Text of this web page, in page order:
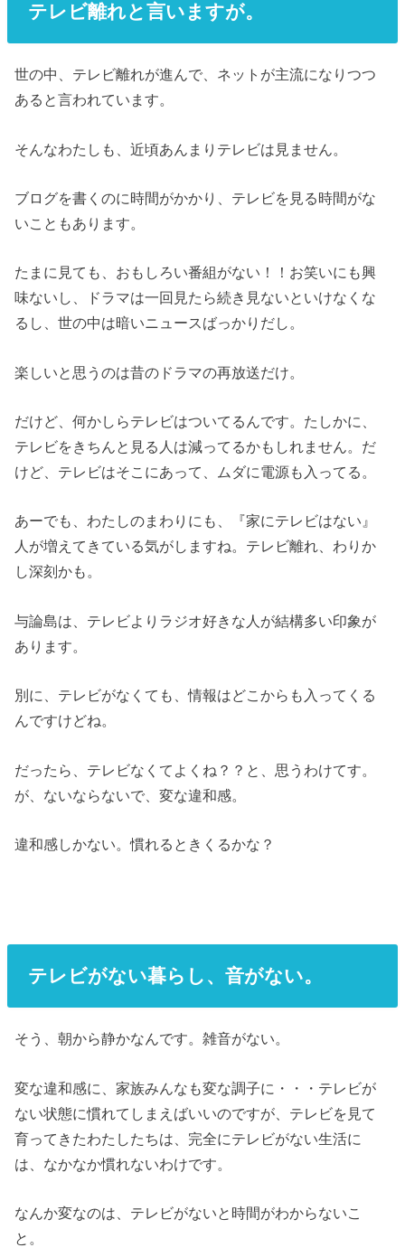
テレビ離れと言いますが。
世の中、テレビ離れが進んで、ネットが主流になりつつ
あると言われています。
そんなわたしも、近頃あんまりテレビは見ません。
ブログを書くのに時間がかかり、テレビを見る時間がな
いこともあります。
たまに見ても、おもしろい番組がない！！お笑いにも興
味ないし、ドラマは一回見たら続き見ないといけなくな
るし、世の中は暗いニュースばっかりだし。
楽しいと思うのは昔のドラマの再放送だけ。
だけど、何かしらテレビはついてるんです。たしかに、
テレビをきちんと見る人は減ってるかもしれません。だ
けど、テレビはそこにあって、ムダに電源も入ってる。
あーでも、わたしのまわりにも、『家にテレビはない』
人が増えてきている気がしますね。テレビ離れ、わりか
し深刻かも。
与論島は、テレビよりラジオ好きな人が結構多い印象が
あります。
別に、テレビがなくても、情報はどこからも入ってくる
んですけどね。
だったら、テレビなくてよくね？？と、思うわけてす。
が、ないならないで、変な違和感。
違和感しかない。慣れるときくるかな？
テレビがない暮らし、音がない。
そう、朝から静かなんです。雑音がない。
変な違和感に、家族みんなも変な調子に・・・テレビが
ない状態に慣れてしまえばいいのですが、テレビを見て
育ってきたわたしたちは、完全にテレビがない生活に
は、なかなか慣れないわけです。
なんか変なのは、テレビがないと時間がわからないこ
と。